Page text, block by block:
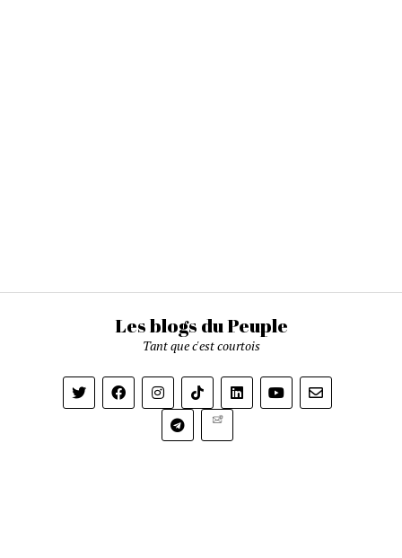
Les blogs du Peuple
Tant que c'est courtois